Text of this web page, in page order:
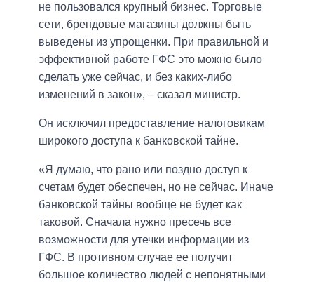
не пользовался крупный бизнес. Торговые
сети, брендовые магазины должны быть
выведены из упрощенки. При правильной и
эффективной работе ГФС это можно было
сделать уже сейчас, и без каких-либо
изменений в закон», – сказал министр.
Он исключил предоставление налоговикам
широкого доступа к банковской тайне.
«Я думаю, что рано или поздно доступ к
счетам будет обеспечен, но не сейчас. Иначе
банковской тайны вообще не будет как
таковой. Сначала нужно пресечь все
возможности для утечки информации из
ГФС. В противном случае ее получит
большое количество людей с непонятными